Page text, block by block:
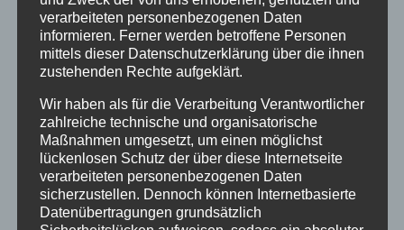
Oberstdorf
Stellenangebot
Urlaub
Veranstaltungstipp
Wintersport
verarbeiteten personenbezogenen Daten
informieren. Ferner werden betroffene Personen
mittels dieser Datenschutzerklärung über die ihnen
zustehenden Rechte aufgeklärt.
Wir haben als für die Verarbeitung Verantwortlicher
zahlreiche technische und organisatorische
Maßnahmen umgesetzt, um einen möglichst
lückenlosen Schutz der über diese Internetseite
verarbeiteten personenbezogenen Daten
sicherzustellen. Dennoch können Internetbasierte
Datenübertragungen grundsätzlich